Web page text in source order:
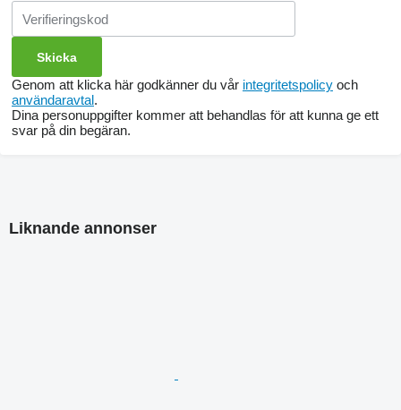
Genom att klicka här godkänner du vår integritetspolicy och
användaravtal.
Dina personuppgifter kommer att behandlas för att kunna ge ett
svar på din begäran.
Liknande annonser